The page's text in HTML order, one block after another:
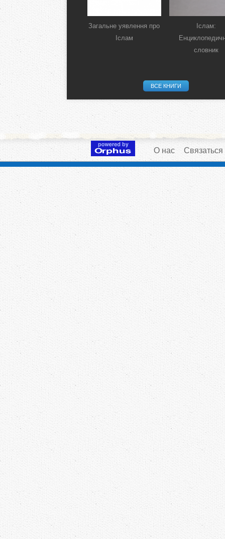
Загальне уявлення про
Іслам
Іслам:
словник
ВСЕ КНИГИ
О нас